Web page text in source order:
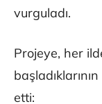
vurguladı.
Projeye, her
etti: